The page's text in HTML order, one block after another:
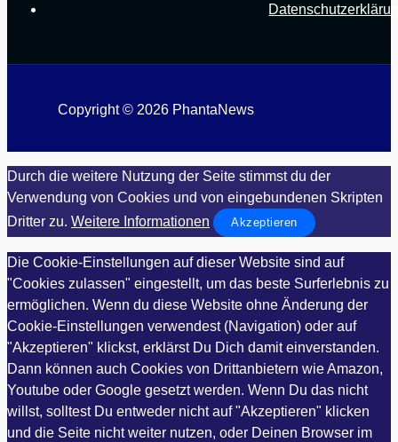
Copyright © 2026 PhantaNews
Durch die weitere Nutzung der Seite stimmst du der
Verwendung von Cookies und von eingebundenen Skripten
Dritter zu. Weitere Informationen Akzeptieren
Die Cookie-Einstellungen auf dieser Website sind auf
"Cookies zulassen" eingestellt, um das beste Surferlebnis zu
ermöglichen. Wenn du diese Website ohne Änderung der
Cookie-Einstellungen verwendest (Navigation) oder auf
"Akzeptieren" klickst, erklärst Du Dich damit einverstanden.
Dann können auch Cookies von Drittanbietern wie Amazon,
Youtube oder Google gesetzt werden. Wenn Du das nicht
willst, solltest Du entweder nicht auf "Akzeptieren" klicken
und die Seite nicht weiter nutzen, oder Deinen Browser im